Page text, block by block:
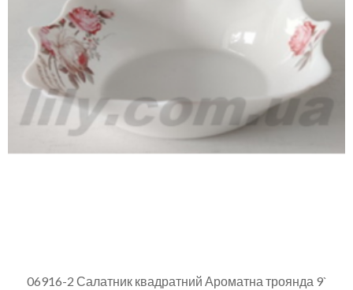
06916-2 Салатник квадратний Ароматна троянда 9`